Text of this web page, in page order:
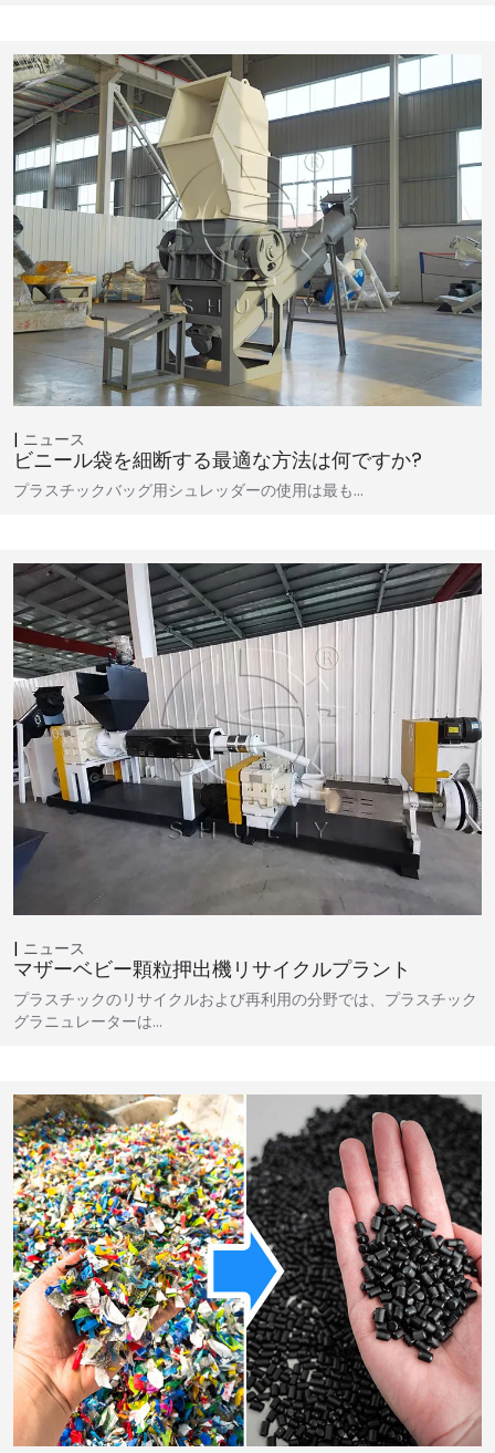
ニュース
ビニール袋を細断する最適な方法は何ですか?
プラスチックバッグ用シュレッダーの使用は最も…
ニュース
マザーベビー顆粒押出機リサイクルプラント
プラスチックのリサイクルおよび再利用の分野では、プラスチック
グラニュレーターは…